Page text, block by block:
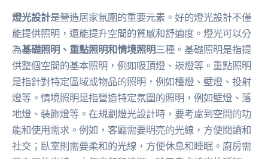
燈光設計是營造居家氛圍的重要元素。好的燈光設計不僅
能提供照明，還能提升空間的質感和舒適度。燈光可以分
為基礎照明、重點照明和情境照明三種。基礎照明是指提
供整個空間的基本照明，例如吸頂燈、崁燈等。重點照明
是指針對特定區域或物品的照明，例如檯燈、壁燈、投射
燈等。情境照明是指營造特定氛圍的照明，例如壁燈、落
地燈、裝飾燈等。在規劃燈光設計時，要考慮到空間的功
能和使用需求。例如，客廳需要明亮的光線，方便閱讀和
社交；臥室則需要柔和的光線，方便休息和睡眠。廚房需